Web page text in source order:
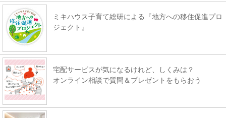
ミキハウス子育て総研による『地方への移住促進プロ
ジェクト』
宅配サービスが気になるけれど、しくみは？
オンライン相談で質問＆プレゼントをもらおう